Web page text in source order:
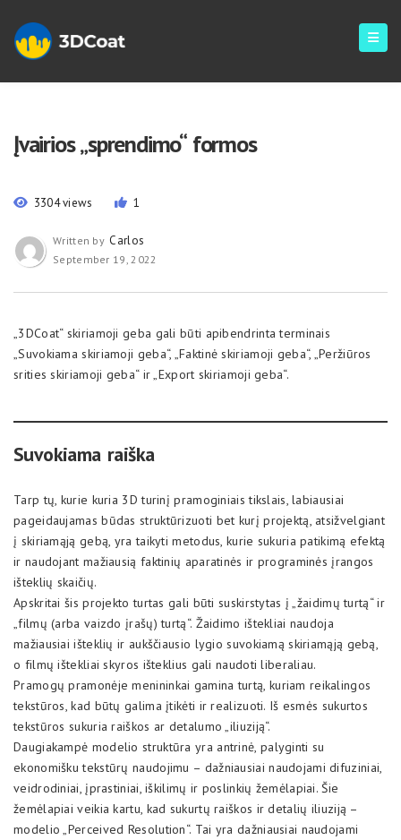
Įvairios „sprendimo“ formos
3304 views 1
Written by Carlos
September 19, 2022
„3DCoat“ skiriamoji geba gali būti apibendrinta terminais
„Suvokiama skiriamoji geba“, „Faktinė skiriamoji geba“, „Peržiūros
srities skiriamoji geba“ ir „Export skiriamoji geba“.
Suvokiama raiška
Tarp tų, kurie kuria 3D turinį pramoginiais tikslais, labiausiai
pageidaujamas būdas struktūrizuoti bet kurį projektą, atsižvelgiant
į skiriamąją gebą, yra taikyti metodus, kurie sukuria patikimą efektą
ir naudojant mažiausią faktinių aparatinės ir programinės įrangos
išteklių skaičių.
Apskritai šis projekto turtas gali būti suskirstytas į „žaidimų turtą“ ir
„filmų (arba vaizdo įrašų) turtą“. Žaidimo ištekliai naudoja
mažiausiai išteklių ir aukščiausio lygio suvokiamą skiriamąją gebą,
o filmų ištekliai skyros išteklius gali naudoti liberaliau.
Pramogų pramonėje menininkai gamina turtą, kuriam reikalingos
tekstūros, kad būtų galima įtikėti ir realizuoti. Iš esmės sukurtos
tekstūros sukuria raiškos ar detalumo „iliuziją“.
Daugiakampė modelio struktūra yra antrinė, palyginti su
ekonomišku tekstūrų naudojimu – dažniausiai naudojami difuziniai,
veidrodiniai, įprastiniai, iškilimų ir poslinkių žemėlapiai. Šie
žemėlapiai veikia kartu, kad sukurtų raiškos ir detalių iliuziją –
modelio „Perceived Resolution“. Tai yra dažniausiai naudojami